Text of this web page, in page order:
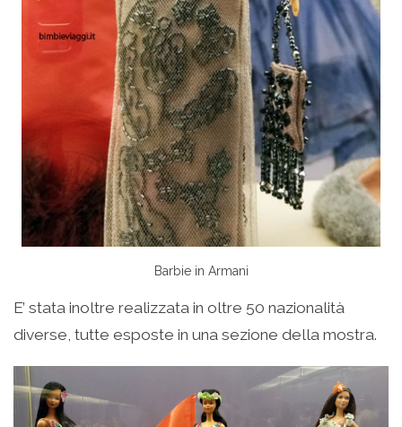
Barbie in Armani
E’ stata inoltre realizzata in oltre 50 nazionalità
diverse, tutte esposte in una sezione della mostra.